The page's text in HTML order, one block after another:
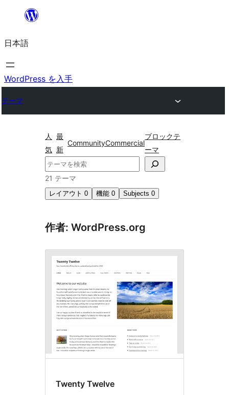
を
ス
キ
プ
日本語
WordPress を入手
テーマ
人
気
最
新
CommunityCommercial
ブロックテ
ーマ
検
索
21 テーマ
レイアウト 0 機能 0 Subjects 0
作者: WordPress.org
Twenty Twelve